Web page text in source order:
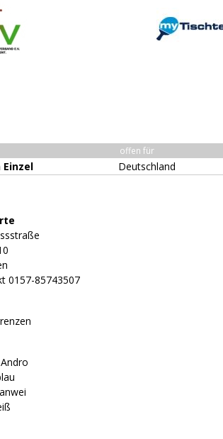
offen für
Einzel Deutschland
0157-85743507
Andro